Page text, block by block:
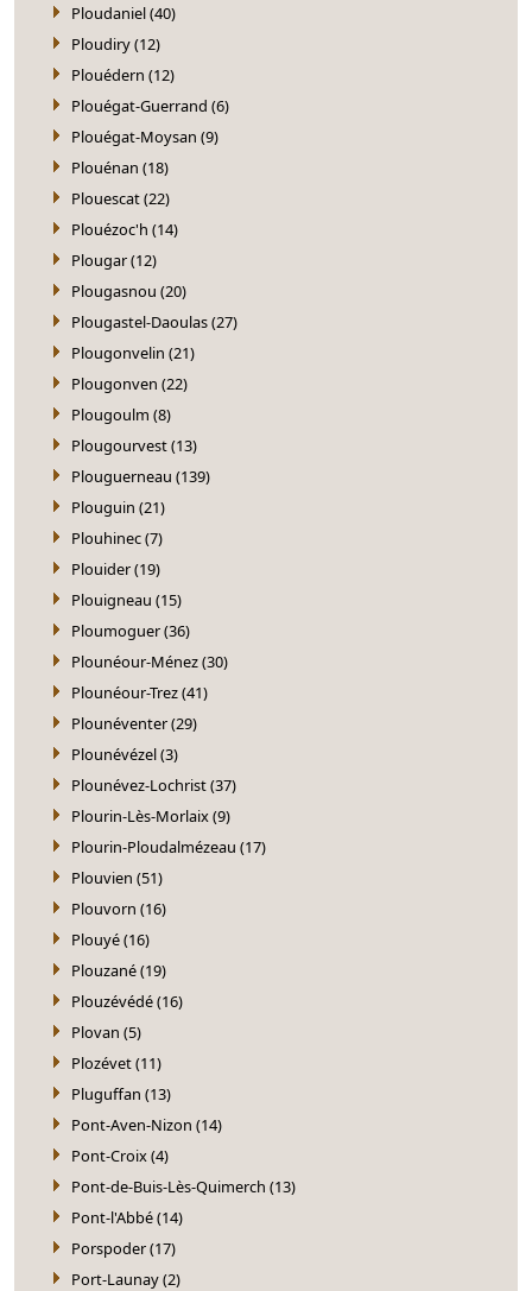
Ploudaniel (40)
Ploudiry (12)
Plouédern (12)
Plouégat-Guerrand (6)
Plouégat-Moysan (9)
Plouénan (18)
Plouescat (22)
Plouézoc'h (14)
Plougar (12)
Plougasnou (20)
Plougastel-Daoulas (27)
Plougonvelin (21)
Plougonven (22)
Plougoulm (8)
Plougourvest (13)
Plouguerneau (139)
Plouguin (21)
Plouhinec (7)
Plouider (19)
Plouigneau (15)
Ploumoguer (36)
Plounéour-Ménez (30)
Plounéour-Trez (41)
Plounéventer (29)
Plounévézel (3)
Plounévez-Lochrist (37)
Plourin-Lès-Morlaix (9)
Plourin-Ploudalmézeau (17)
Plouvien (51)
Plouvorn (16)
Plouyé (16)
Plouzané (19)
Plouzévédé (16)
Plovan (5)
Plozévet (11)
Pluguffan (13)
Pont-Aven-Nizon (14)
Pont-Croix (4)
Pont-de-Buis-Lès-Quimerch (13)
Pont-l'Abbé (14)
Porspoder (17)
Port-Launay (2)